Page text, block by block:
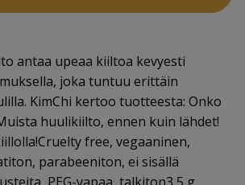
antaa upeaa kiiltoa kevyesti
joka tuntuu erittäin
KimChi kertoo tuotteesta: Onko
huulikiilto, ennen kuin lähdet!
free, vegaaninen,
parabeeniton, ei sisällä